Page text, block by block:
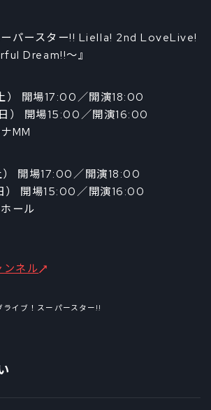
ーパースター!! Liella! 2nd LoveLive!
Dream!!～』
） 開場17:00／開演18:00
） 開場15:00／開演16:00
MM
開場17:00／開演18:00
） 開場15:00／開演16:00
ール
ネル
イブ！スーパースター!!